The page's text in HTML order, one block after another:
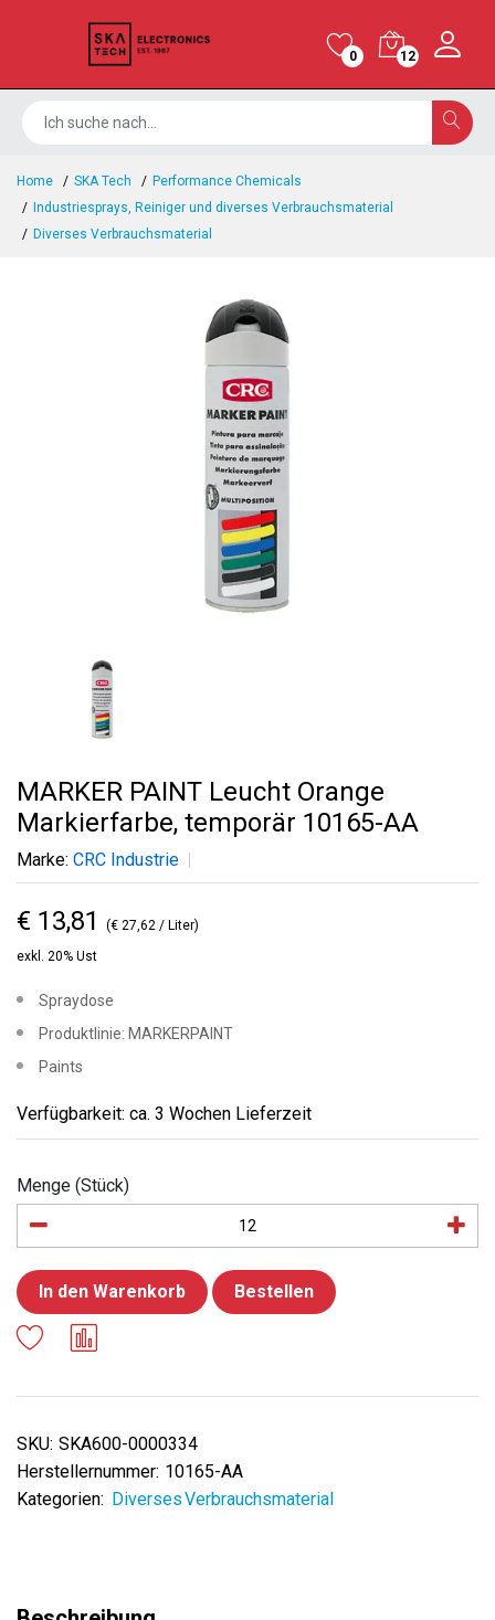
0 12
Home SKA Tech
Performance Chemicals
Industriesprays, Reiniger und diverses Verbrauchsmaterial
Diverses Verbrauchsmaterial
MARKER PAINT Leucht Orange
Markierfarbe, temporär 10165-AA
Marke: CRC Industrie
€ 13,81
(€ 27,62 / Liter)
exkl. 20% Ust
Spraydose
Produktlinie: MARKERPAINT
Paints
Verfügbarkeit: ca. 3 Wochen Lieferzeit
Menge (Stück)
In den Warenkorb Bestellen
SKU: SKA600-0000334
Herstellernummer: 10165-AA
Kategorien: Diverses Verbrauchsmaterial